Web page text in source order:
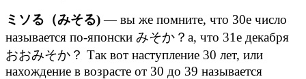
ミソる（みそる)— вы же помните, что 30е число
называется по-японски みそか？а, что 31е декабря
おおみそか？ Так вот наступление 30 лет, или
нахождение в возрасте от 30 до 39 называется